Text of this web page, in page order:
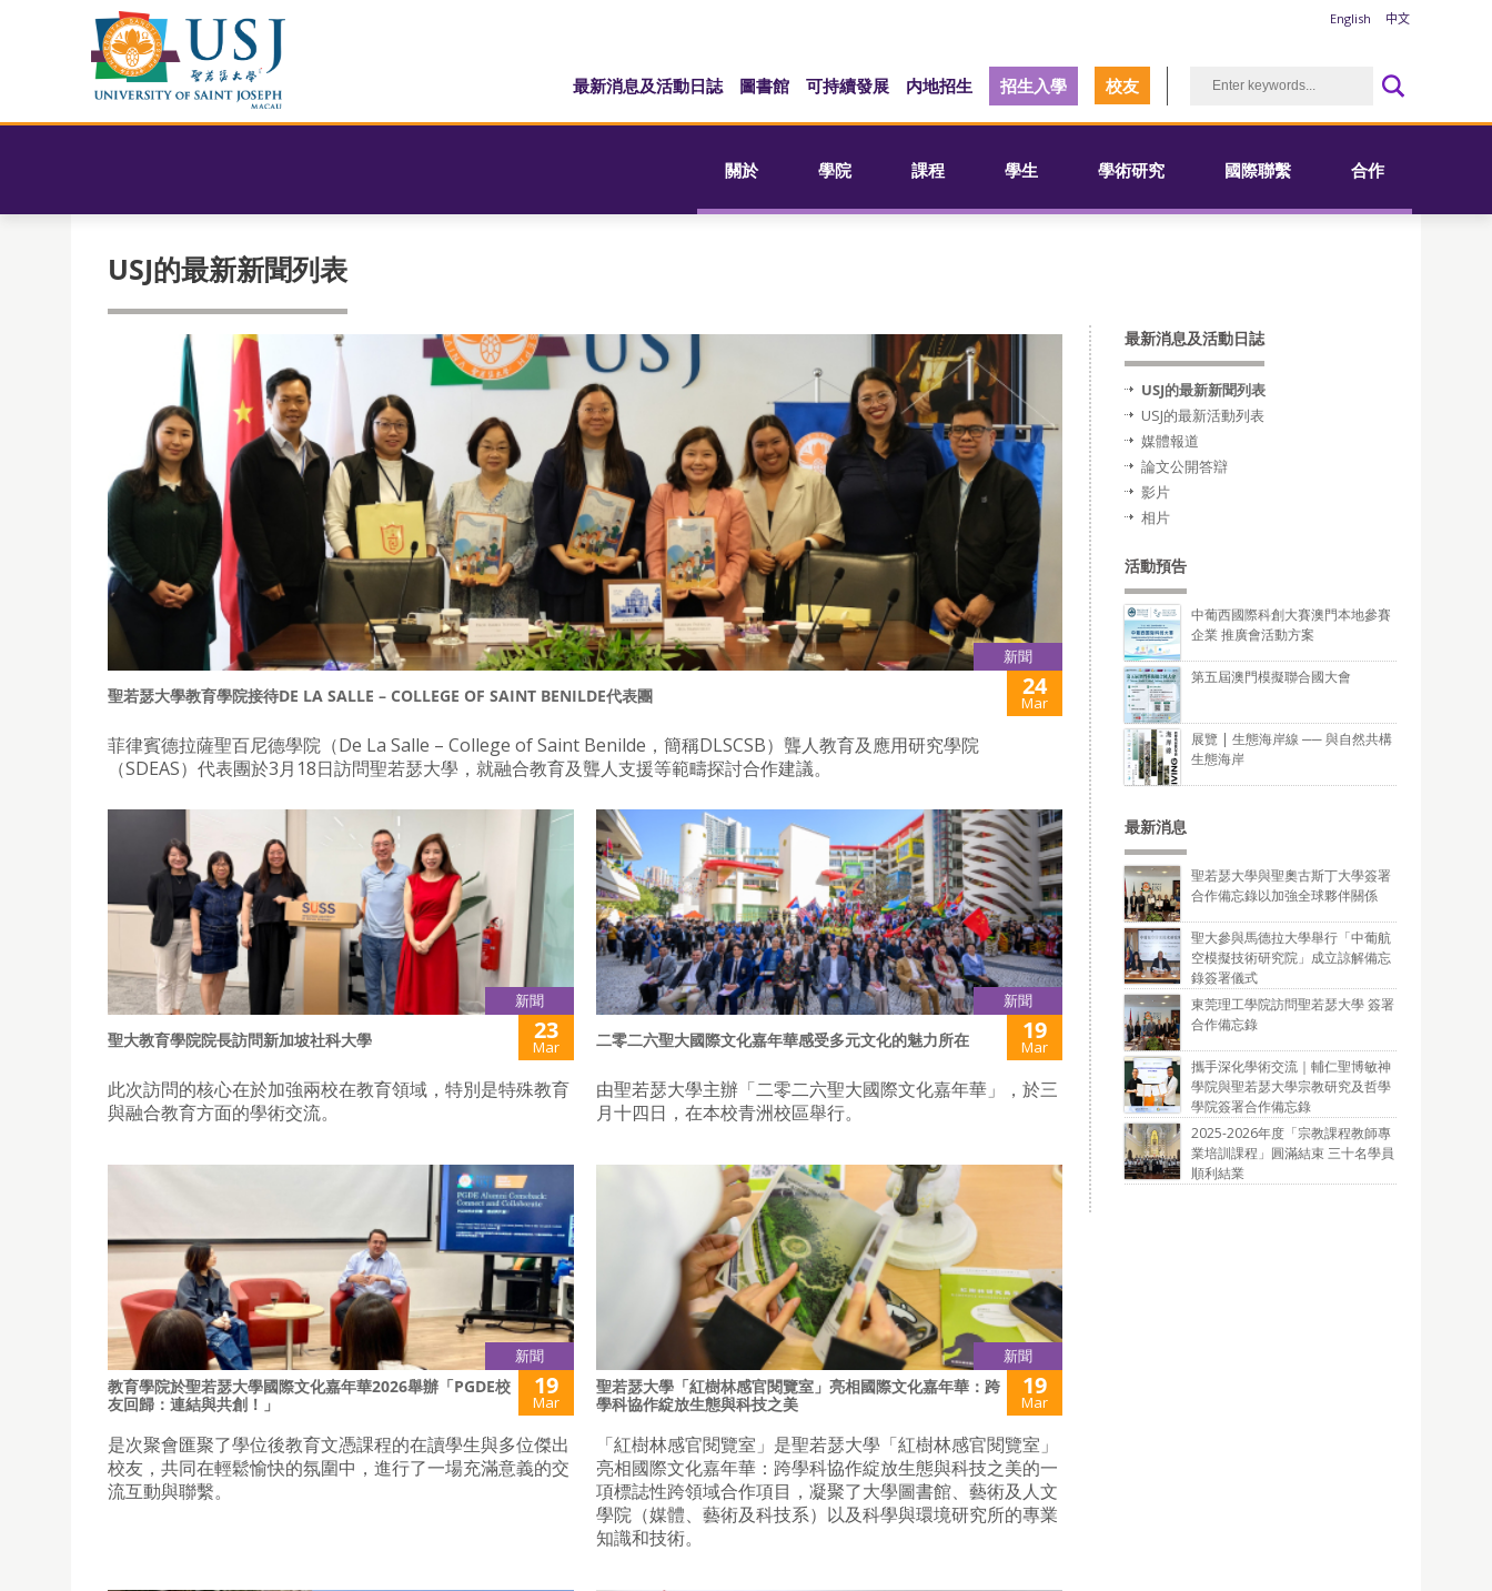
English 中文
最新消息及活動日誌 圖書館 可持續發展 内地招生 招生入學 校友
關於 學院 課程 學生 學術研究 國際聯繫 合作
USJ的最新新聞列表
新聞
聖若瑟大學教育學院接待DE LA SALLE – COLLEGE OF SAINT BENILDE代表團 24
Mar
菲律賓德拉薩聖百尼德學院（De La Salle – College of Saint Benilde，簡稱DLSCSB）聾人教育及應用研究學院
（SDEAS）代表團於3月18日訪問聖若瑟大學，就融合教育及聾人支援等範疇探討合作建議。
新聞
聖大教育學院院長訪問新加坡社科大學 23
Mar
此次訪問的核心在於加強兩校在教育領域，特別是特殊教育
與融合教育方面的學術交流。
新聞
二零二六聖大國際文化嘉年華感受多元文化的魅力所在 19
Mar
由聖若瑟大學主辦「二零二六聖大國際文化嘉年華」，於三
月十四日，在本校青洲校區舉行。
新聞
教育學院於聖若瑟大學國際文化嘉年華2026舉辦「PGDE校
友回歸：連結與共創！」
19
Mar
是次聚會匯聚了學位後教育文憑課程的在讀學生與多位傑出
校友，共同在輕鬆愉快的氛圍中，進行了一場充滿意義的交
流互動與聯繫。
新聞
聖若瑟大學「紅樹林感官閱覽室」亮相國際文化嘉年華：跨
學科協作綻放生態與科技之美
19
Mar
「紅樹林感官閱覽室」是聖若瑟大學「紅樹林感官閱覽室」
亮相國際文化嘉年華：跨學科協作綻放生態與科技之美的一
項標誌性跨領域合作項目，凝聚了大學圖書館、藝術及人文
學院（媒體、藝術及科技系）以及科學與環境研究所的專業
知識和技術。
最新消息及活動日誌
USJ的最新新聞列表
USJ的最新活動列表
媒體報道
論文公開答辯
影片
相片
活動預告
中葡西國際科創大賽澳門本地參賽
企業 推廣會活動方案
第五屆澳門模擬聯合國大會
展覽 | 生態海岸線 ── 與自然共構
生態海岸
最新消息
聖若瑟大學與聖奧古斯丁大學簽署
合作備忘錄以加強全球夥伴關係
聖大參與馬德拉大學舉行「中葡航
空模擬技術研究院」成立諒解備忘
錄簽署儀式
東莞理工學院訪問聖若瑟大學 簽署
合作備忘錄
攜手深化學術交流｜輔仁聖博敏神
學院與聖若瑟大學宗教研究及哲學
學院簽署合作備忘錄
2025-2026年度「宗教課程教師專
業培訓課程」圓滿結束 三十名學員
順利結業